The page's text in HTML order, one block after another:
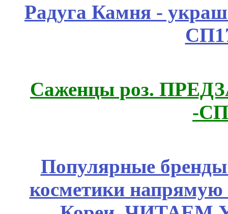
Радуга Камня -
Саженцы роз.
-
Популярные
косметики